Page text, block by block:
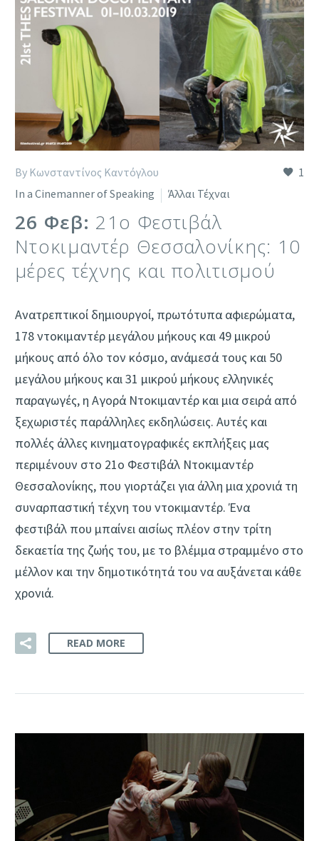
1
By Κωνσταντίνος Καντόγλου
In a Cinemanner of Speaking
Άλλαι Τέχναι
26 Φεβ: 21ο Φεστιβάλ
Ντοκιμαντέρ Θεσσαλονίκης: 10
μέρες τέχνης και πολιτισμού
Ανατρεπτικοί δημιουργοί, πρωτότυπα αφιερώματα,
178 ντοκιμαντέρ μεγάλου μήκους και 49 μικρού
μήκους από όλο τον κόσμο, ανάμεσά τους και 50
μεγάλου μήκους και 31 μικρού μήκους ελληνικές
παραγωγές, η Αγορά Ντοκιμαντέρ και μια σειρά από
ξεχωριστές παράλληλες εκδηλώσεις. Αυτές και
πολλές άλλες κινηματογραφικές εκπλήξεις μας
περιμένουν στο 21ο Φεστιβάλ Ντοκιμαντέρ
Θεσσαλονίκης, που γιορτάζει για άλλη μια χρονιά τη
συναρπαστική τέχνη του ντοκιμαντέρ. Ένα
φεστιβάλ που μπαίνει αισίως πλέον στην τρίτη
δεκαετία της ζωής του, με το βλέμμα στραμμένο στο
μέλλον και την δημοτικότητά του να αυξάνεται κάθε
χρονιά.
READ MORE